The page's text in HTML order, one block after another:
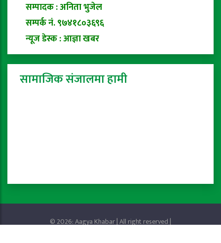
सम्पादक : अनिता भुजेल
सम्पर्क नं. ९७४१८०३६९६
न्यूज डेस्क : आज्ञा खबर
सामाजिक संजालमा हामी
© 2026: Aagya Khabar | All right reserved |